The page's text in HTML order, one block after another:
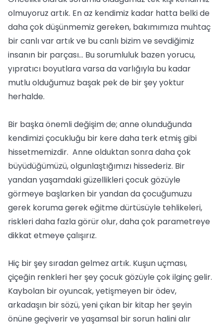
olmuyoruz artık. En az kendimiz kadar hatta belki de
daha çok düşünmemiz gereken, bakımımıza muhtaç
bir canlı var artık ve bu canlı bizim ve sevdiğimiz
insanın bir parçası... Bu sorumluluk bazen yorucu,
yıpratıcı boyutlara varsa da varlığıyla bu kadar
mutlu olduğumuz başak pek de bir şey yoktur
herhalde.
Bir başka önemli değişim de; anne olunduğunda
kendimizi çocukluğu bir kere daha terk etmiş gibi
hissetmemizdir. Anne olduktan sonra daha çok
büyüdüğümüzü, olgunlaştığımızı hissederiz. Bir
yandan yaşamdaki güzellikleri çocuk gözüyle
görmeye başlarken bir yandan da çocuğumuzu
gerek koruma gerek eğitme dürtüsüyle tehlikeleri,
riskleri daha fazla görür olur, daha çok parametreye
dikkat etmeye çalışırız.
Hiç bir şey sıradan gelmez artık. Kuşun uçması,
çiçeğin renkleri her şey çocuk gözüyle çok ilginç gelir.
Kaybolan bir oyuncak, yetişmeyen bir ödev,
arkadaşın bir sözü, yeni çıkan bir kitap her şeyin
önüne geçiverir ve yaşamsal bir sorun halini alır